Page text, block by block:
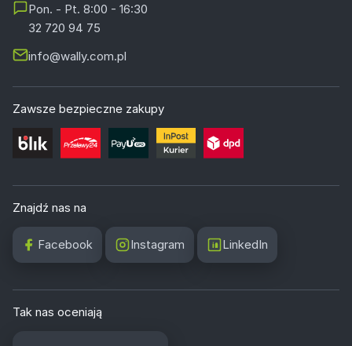
Pon. - Pt. 8:00 - 16:30
32 720 94 75
info@wally.com.pl
Zawsze bezpieczne zakupy
Znajdź nas na
Facebook Instagram LinkedIn
Tak nas oceniają